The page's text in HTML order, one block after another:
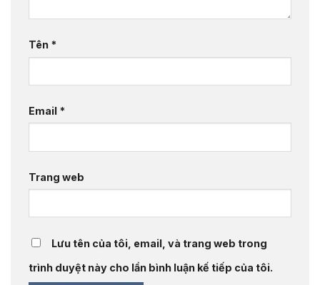
Tên *
Email *
Trang web
Lưu tên của tôi, email, và trang web trong
trình duyệt này cho lần bình luận kế tiếp của tôi.